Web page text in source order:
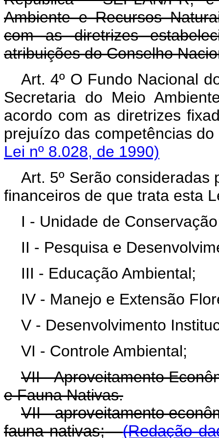
Ambiente e Recursos
com as diretrizes
atribuições do Conselho
Art. 4º O Fundo Nacional
Secretaria do Meio
acordo com as diretrizes
prejuízo das
Lei nº 8.028, de 1990)
Art. 5º Serão
financeiros de que trata esta
I - Unidade de
II - Pesquisa e
III - Educação Ambiental;
IV - Manejo e Extensão
V - Desenvolvimento
VI - Controle Ambiental;
VII - Aproveitamento
e Fauna Nativas.
VII - aproveitamento
fauna nativas;
(Redação